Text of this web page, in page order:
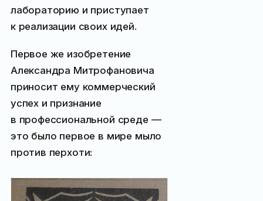
лабораторию и приступает
к реализации своих идей.
Первое же изобретение
Александра Митрофановича
приносит ему коммерческий
успех и признание
в профессиональной среде —
это было первое в мире мыло
против перхоти: